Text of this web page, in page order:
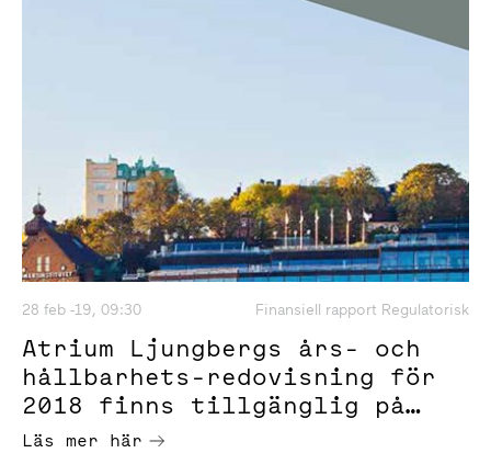
28 feb -19, 09:30 Finansiell rapport Regulatorisk
Atrium Ljungbergs års- och
hållbarhets-redovisning för
2018 finns tillgänglig på
bolagets webbplats
Läs mer här